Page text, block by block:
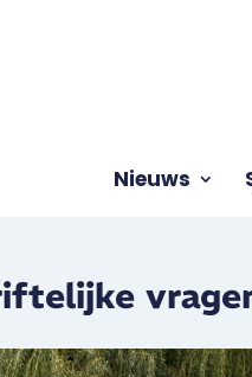
Nieuws